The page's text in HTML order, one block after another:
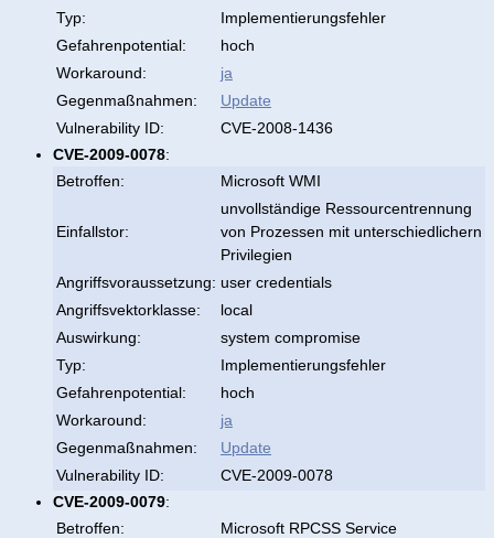
Typ:
Implementierungsfehler
Gefahrenpotential:
hoch
Workaround:
ja
Gegenmaßnahmen:
Update
Vulnerability ID:
CVE-2008-1436
CVE-2009-0078:
Betroffen:
Microsoft WMI
Einfallstor:
unvollständige Ressourcentrennung
von Prozessen mit unterschiedlichern
Privilegien
Angriffsvoraussetzung: user credentials
Angriffsvektorklasse:
local
Auswirkung:
system compromise
Typ:
Implementierungsfehler
Gefahrenpotential:
hoch
Workaround:
ja
Gegenmaßnahmen:
Update
Vulnerability ID:
CVE-2009-0078
CVE-2009-0079:
Betroffen:
Microsoft RPCSS Service